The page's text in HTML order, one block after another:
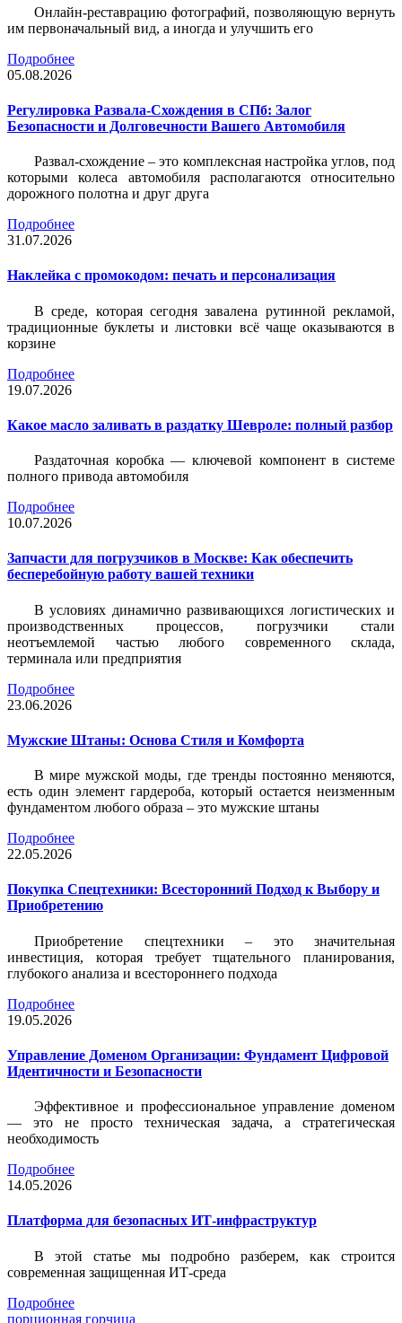
Онлайн-реставрацию фотографий, позволяющую вернуть
им первоначальный вид, а иногда и улучшить его
Подробнее
05.08.2026
Регулировка Развала-Схождения в СПб: Залог
Безопасности и Долговечности Вашего Автомобиля
Развал-схождение – это комплексная настройка углов, под
которыми колеса автомобиля располагаются относительно
дорожного полотна и друг друга
Подробнее
31.07.2026
Наклейка c промокодом: печать и персонализация
В среде, которая сегодня завалена рутинной рекламой,
традиционные буклеты и листовки всё чаще оказываются в
корзине
Подробнее
19.07.2026
Какое масло заливать в раздатку Шевроле: полный разбор
Раздаточная коробка — ключевой компонент в системе
полного привода автомобиля
Подробнее
10.07.2026
Запчасти для погрузчиков в Москве: Как обеспечить
бесперебойную работу вашей техники
В условиях динамично развивающихся логистических и
производственных процессов, погрузчики стали
неотъемлемой частью любого современного склада,
терминала или предприятия
Подробнее
23.06.2026
Мужские Штаны: Основа Стиля и Комфорта
В мире мужской моды, где тренды постоянно меняются,
есть один элемент гардероба, который остается неизменным
фундаментом любого образа – это мужские штаны
Подробнее
22.05.2026
Покупка Спецтехники: Всесторонний Подход к Выбору и
Приобретению
Приобретение спецтехники – это значительная
инвестиция, которая требует тщательного планирования,
глубокого анализа и всестороннего подхода
Подробнее
19.05.2026
Управление Доменом Организации: Фундамент Цифровой
Идентичности и Безопасности
Эффективное и профессиональное управление доменом
— это не просто техническая задача, а стратегическая
необходимость
Подробнее
14.05.2026
Платформа для безопасных ИТ-инфраструктур
В этой статье мы подробно разберем, как строится
современная защищенная ИТ-среда
Подробнее
порционная горчица